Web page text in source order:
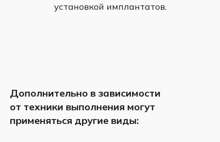
установкой имплантатов.
Дополнительно в зависимости
от техники выполнения могут
применяться другие виды: